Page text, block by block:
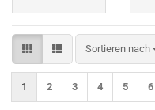
Sortieren nach
Sortieren nach
1 2 3 4 5 6